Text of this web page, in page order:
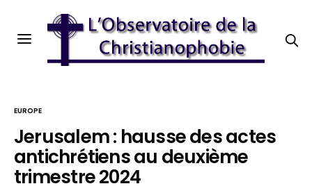
EUROPE
Jerusalem : hausse des actes
antichrétiens au deuxième
trimestre 2024